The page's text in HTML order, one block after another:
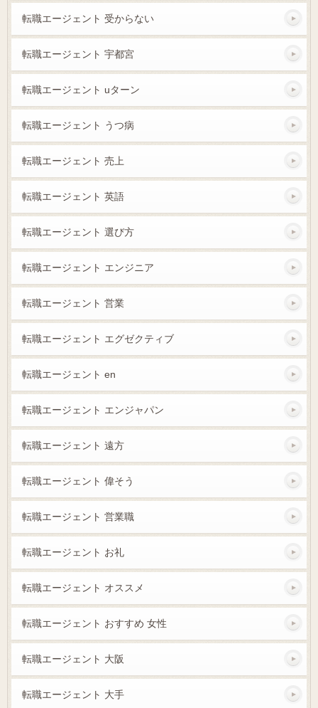
転職エージェント 受からない
転職エージェント 宇都宮
転職エージェント uターン
転職エージェント うつ病
転職エージェント 売上
転職エージェント 英語
転職エージェント 選び方
転職エージェント エンジニア
転職エージェント 営業
転職エージェント エグゼクティブ
転職エージェント en
転職エージェント エンジャパン
転職エージェント 遠方
転職エージェント 偉そう
転職エージェント 営業職
転職エージェント お礼
転職エージェント オススメ
転職エージェント おすすめ 女性
転職エージェント 大阪
転職エージェント 大手